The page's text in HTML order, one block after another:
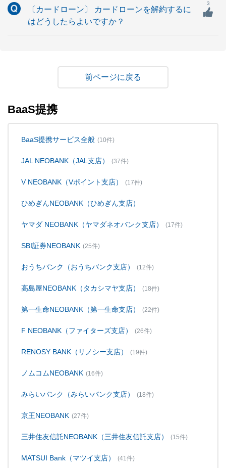
〔カードローン〕 カードローンを解約するに
はどうしたらよいですか？
3
戻る
BaaS提携
BaaS提携サービス全般 (10件)
JAL NEOBANK（JAL支店） (37件)
V NEOBANK（Vポイント支店） (17件)
ひめぎんNEOBANK（ひめぎん支店）
ヤマダ NEOBANK（ヤマダネオバンク支店） (17件)
SBI証券NEOBANK (25件)
おうちバンク（おうちバンク支店） (12件)
高島屋NEOBANK（タカシマヤ支店） (18件)
第一生命NEOBANK（第一生命支店） (22件)
F NEOBANK（ファイターズ支店） (26件)
RENOSY BANK（リノシー支店） (19件)
ノムコムNEOBANK (16件)
みらいバンク（みらいバンク支店） (18件)
京王NEOBANK (27件)
三井住友信託NEOBANK（三井住友信託支店） (15件)
MATSUI Bank（マツイ支店） (41件)